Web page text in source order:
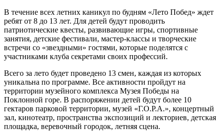
В течение всех летних каникул по будням «Лето Побед» ждет
ребят от 8 до 13 лет. Для детей будут проводить
патриотические квесты, развивающие игры, спортивные
занятия, детские фестивали, мастер-классы и творческие
встречи со «звездными» гостями, которые поделятся с
участниками клуба секретами своих профессий.
Всего за лето будет проведено 13 смен, каждая из которых
уникальна по программе. Все активности пройдут на
территории музейного комплекса Музея Победы на
Поклонной горе. В распоряжении детей будут более 10
гектаров парковой территории, музей «Г.О.Р.А.», концертный
зал, кинотеатр, пространства экспозиций и лекториев, детская
площадка, веревочный городок, летняя сцена.